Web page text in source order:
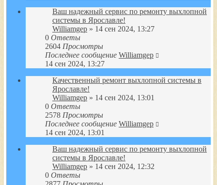
Ваш надежный сервис по ремонту выхлопной
системы в Ярославле!
Williamgep » 14 сен 2024, 13:27
0 Ответы
2604 Просмотры
Последнее сообщение Williamgep
14 сен 2024, 13:27
Качественный ремонт выхлопной системы в
Ярославле!
Williamgep » 14 сен 2024, 13:01
0 Ответы
2578 Просмотры
Последнее сообщение Williamgep
14 сен 2024, 13:01
Ваш надежный сервис по ремонту выхлопной
системы в Ярославле!
Williamgep » 14 сен 2024, 12:32
0 Ответы